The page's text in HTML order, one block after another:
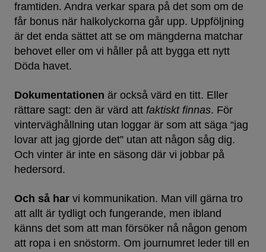
framtiden. Andra verkar spara på det som om de
får bonus när halkolyckorna går upp. Uppföljning
är det enda sättet att se om mängderna matchar
behovet eller om vi håller på att bygga ett nytt
Döda havet.
Dokumentationen är också värd en titt. Eller
rättare sagt: den är värd att faktiskt finnas. För
vinterväghållning utan loggar är som att säga “jag
lovar att jag gjorde det” utan att någon såg dig.
Och vinter är inte en säsong där vi jobbar på
hedersord.
Och så har vi kommunikation. Man vill gärna tro
att allt är tydligt och fungerande, men ibland
känns det som att man försöker nå någon genom
att ropa i en snöstorm. Om journumret leder till en